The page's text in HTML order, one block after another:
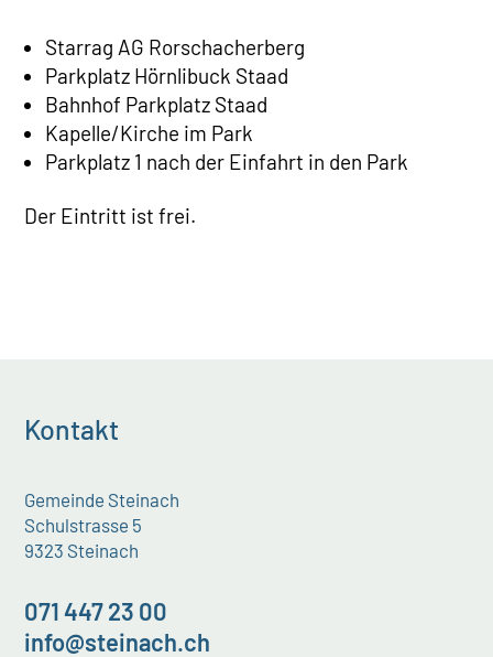
Starrag AG Rorschacherberg
Parkplatz Hörnlibuck Staad
Bahnhof Parkplatz Staad
Kapelle/Kirche im Park
Parkplatz 1 nach der Einfahrt in den Park
Der Eintritt ist frei.
Kontakt
Gemeinde Steinach
Schulstrasse 5
9323 Steinach
071 447 23 00
info@steinach.ch